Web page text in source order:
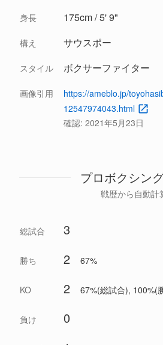
身長 175cm / 5' 9"
構え サウスポー
スタイル ボクサーファイター
画像引用
https://ameblo.jp/
12547974043.html
確認: 2021年5月23日
プロボクシン
戦歴から自動計
総試合 3
勝ち 2 67%
KO 2 67%(総試合), 100%(
負け 0